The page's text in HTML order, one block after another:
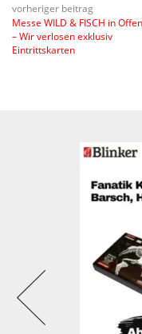
vorheriger beitrag
Messe WILD & FISCH in
– Wir verlosen exklusiv
Eintrittskarten